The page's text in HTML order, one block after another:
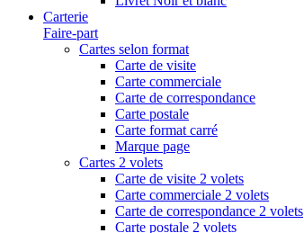
Carterie
Faire-part
Cartes selon format
Carte de visite
Carte commerciale
Carte de correspondance
Carte postale
Carte format carré
Marque page
Cartes 2 volets
Carte de visite 2 volets
Carte commerciale 2 volets
Carte de correspondance 2 volets
Carte postale 2 volets